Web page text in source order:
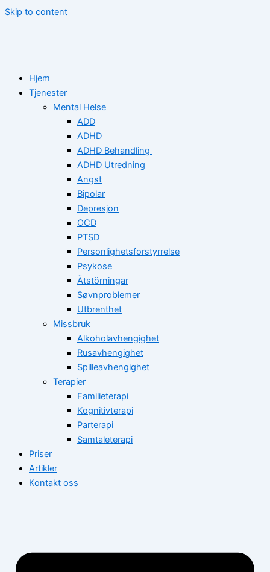
Skip to content
Hjem
Tjenester
Mental Helse
ADD
ADHD
ADHD Behandling
ADHD Utredning
Angst
Bipolar
Depresjon
OCD
PTSD
Personlighetsforstyrrelse
Psykose
Ätstörningar
Søvnproblemer
Utbrenthet
Missbruk
Alkoholavhengighet
Rusavhengighet
Spilleavhengighet
Terapier
Familieterapi
Kognitivterapi
Parterapi
Samtaleterapi
Priser
Artikler
Kontakt oss